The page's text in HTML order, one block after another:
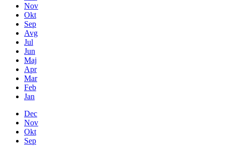
Nov
Okt
Sep
Avg
Jul
Jun
Maj
Apr
Mar
Feb
Jan
Dec
Nov
Okt
Sep